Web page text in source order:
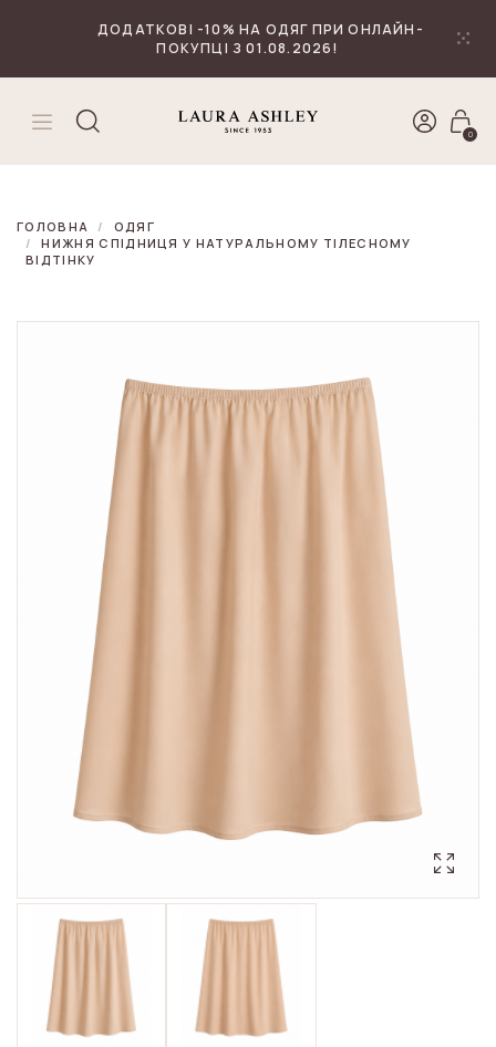
ДОДАТКОВІ -10% НА ОДЯГ ПРИ ОНЛАЙН-
ПОКУПЦІ З 01.08.2026!
0
ГОЛОВНА
ОДЯГ
НИЖНЯ СПІДНИЦЯ У НАТУРАЛЬНОМУ ТІЛЕСНОМУ
ВІДТІНКУ